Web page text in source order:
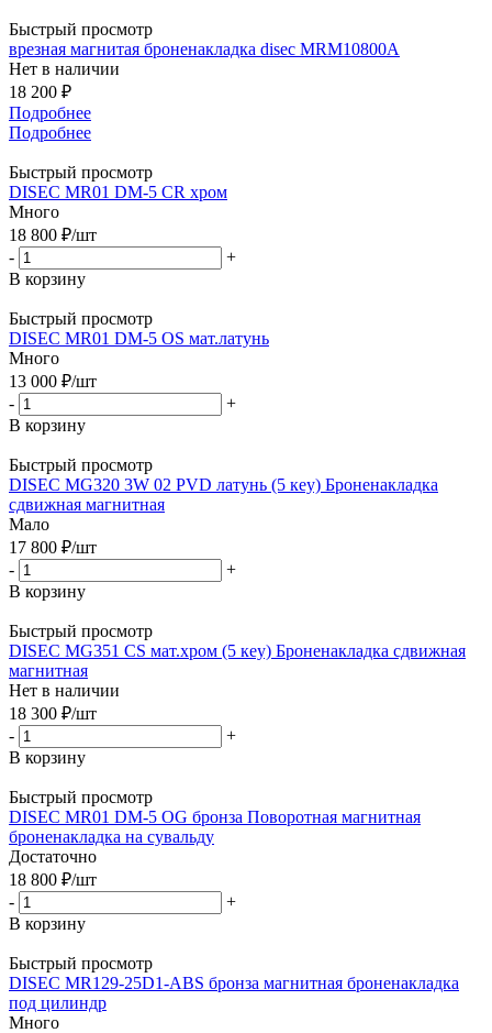
Быстрый просмотр
врезная магнитая броненакладка disec MRM10800A
Нет в наличии
18 200 ₽
Подробнее
Подробнее
Быстрый просмотр
DISEC MR01 DМ-5 СR хром
Много
18 800 ₽/шт
-
+
В корзину
Быстрый просмотр
DISEC MR01 DМ-5 OS мат.латунь
Много
13 000 ₽/шт
-
+
В корзину
Быстрый просмотр
DISEC MG320 3W 02 PVD латунь (5 кey) Броненакладка
сдвижная магнитная
Мало
17 800 ₽/шт
-
+
В корзину
Быстрый просмотр
DISEC MG351 CS мат.хром (5 кey) Броненакладка сдвижная
магнитная
Нет в наличии
18 300 ₽/шт
-
+
В корзину
Быстрый просмотр
DISEC MR01 DМ-5 OG бронза Поворотная магнитная
броненакладка на сувальду
Достаточно
18 800 ₽/шт
-
+
В корзину
Быстрый просмотр
DISEC MR129-25D1-ABS бронза магнитная броненакладка
под цилиндр
Много